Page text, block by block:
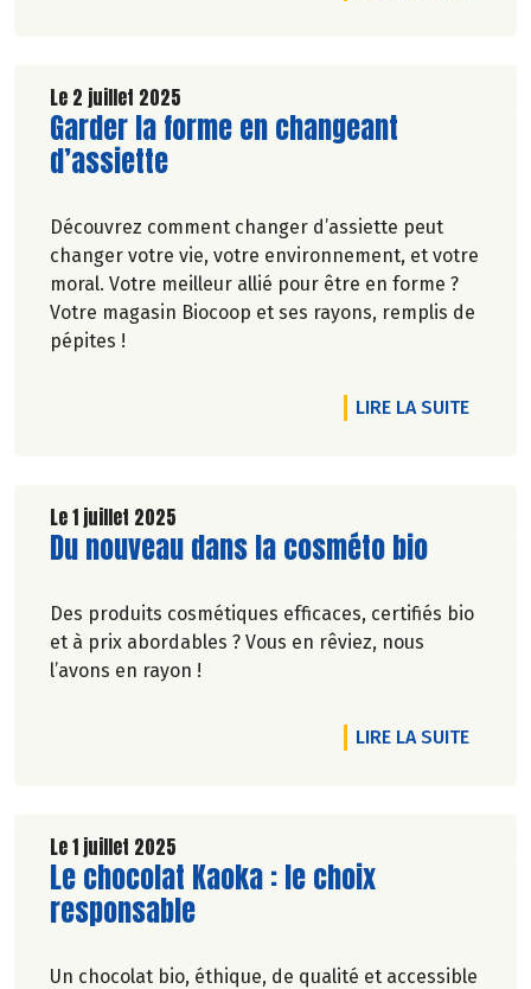
Le 2 juillet 2025
Lire la suite de l'article
Garder la forme en changeant
d’assiette
Découvrez comment changer d’assiette peut
changer votre vie, votre environnement, et votre
moral. Votre meilleur allié pour être en forme ?
Votre magasin Biocoop et ses rayons, remplis de
pépites !
LIRE LA SUITEDE
Le 1 juillet 2025
Lire la suite de l'article
Du nouveau dans la cosméto bio
Des produits cosmétiques efficaces, certifiés bio
et à prix abordables ? Vous en rêviez, nous
l’avons en rayon !
LIRE LA SUITEDE
Le 1 juillet 2025
Lire la suite de l'article
Le chocolat Kaoka : le choix
responsable
Un chocolat bio, éthique, de qualité et accessible